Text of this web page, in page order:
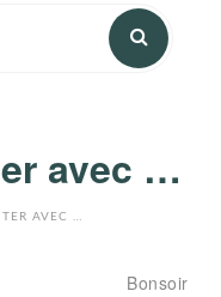
avec …
AVEC …
Bonsoir